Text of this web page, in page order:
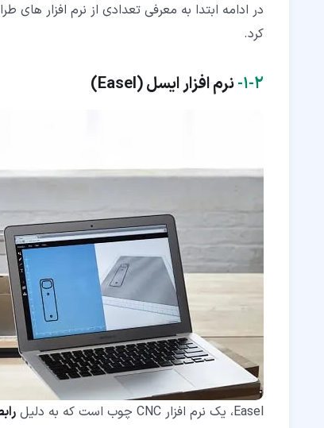
در ادامه ابتدا به معرفی تعدادی از نرم افزار های
کرد.
۲‏-‏۱‏- نرم افزار ایسل (Easel )
Easel، یک نرم افزار CNC چوب است که به دلیل